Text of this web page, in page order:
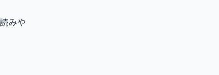
みや